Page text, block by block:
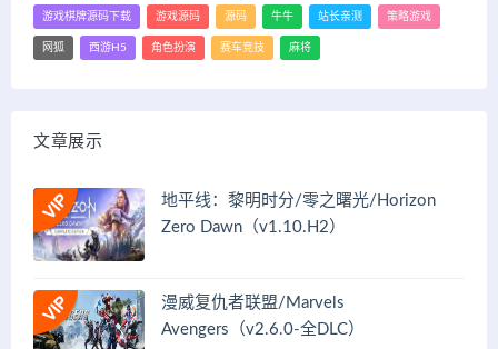
游戏棋牌源码下载 游戏源码 源码 牛牛 站长亲测 策略游戏
网狐 西游H5 角色扮演 赛车竞技 麻将
文章展示
地平线：黎明时分/零之曙光/Horizon
Zero Dawn（v1.10.H2）
漫威复仇者联盟/Marvels
Avengers（v2.6.0-全DLC）